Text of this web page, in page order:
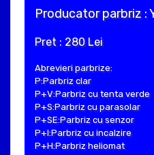
Producator parbriz :
Pret : 280 Lei
Abrevieri parbrize:
P:Parbriz clar
P+V:Parbriz cu tenta verde
P+S:Parbriz cu parasolar
P+SE:Parbriz cu senzor
P+I:Parbriz cu incalzire
P+H:Parbriz heliomat